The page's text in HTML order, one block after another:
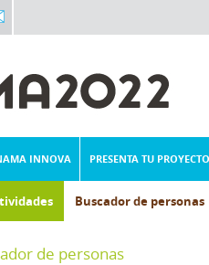
INNOVA PRESENTA TU PROYECTO
Buscador de personas
de personas